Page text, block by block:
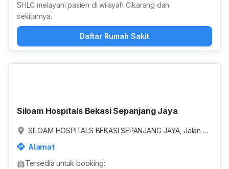
SHLC melayani pasien di wilayah Cikarang dan
sekitarnya.
Daftar Rumah Sakit
Siloam Hospitals Bekasi Sepanjang Jaya
SILOAM HOSPITALS BEKASI SEPANJANG JAYA, Jalan Pr
Alamat
Tersedia untuk booking: